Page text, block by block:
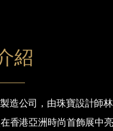
紹
造公司，由珠寶設計師
香港亞洲時尚首飾展中